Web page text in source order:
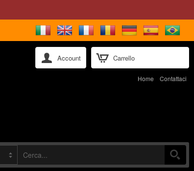
Carrello
Account
Home Contattaci